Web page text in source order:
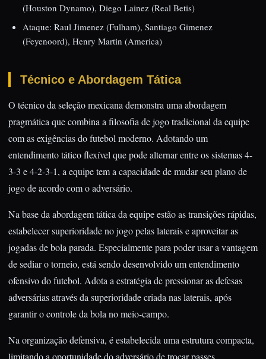
(Houston Dynamo), Diego Lainez (Real Betis)
Ataque: Raul Jimenez (Fulham), Santiago Gimenez
(Feyenoord), Henry Martin (America)
Técnico e Abordagem Tática
O técnico da seleção mexicana demonstra uma abordagem
pragmática que combina a filosofia de jogo tradicional da equipe
com as exigências do futebol moderno. Adotando um
entendimento tático flexível que pode alternar entre os sistemas 4-
3-3 e 4-2-3-1, a equipe tem a capacidade de mudar seu plano de
jogo de acordo com o adversário.
Na base da abordagem tática da equipe estão as transições rápidas,
estabelecer superioridade no jogo pelas laterais e aproveitar as
jogadas de bola parada. Especialmente para poder usar a vantagem
de sediar o torneio, está sendo desenvolvido um entendimento
ofensivo do futebol. Adota a estratégia de pressionar as defesas
adversárias através da superioridade criada nas laterais, após
garantir o controle da bola no meio-campo.
Na organização defensiva, é estabelecida uma estrutura compacta,
limitando a oportunidade do adversário de trocar passes